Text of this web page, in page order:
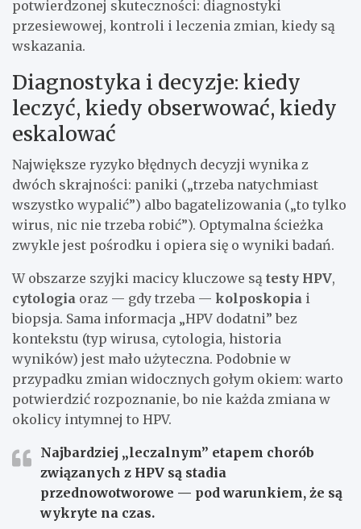
potwierdzonej skuteczności: diagnostyki
przesiewowej, kontroli i leczenia zmian, kiedy są
wskazania.
Diagnostyka i decyzje: kiedy
leczyć, kiedy obserwować, kiedy
eskalować
Największe ryzyko błędnych decyzji wynika z
dwóch skrajności: paniki („trzeba natychmiast
wszystko wypalić”) albo bagatelizowania („to tylko
wirus, nic nie trzeba robić”). Optymalna ścieżka
zwykle jest pośrodku i opiera się o wyniki badań.
W obszarze szyjki macicy kluczowe są testy HPV,
cytologia oraz — gdy trzeba — kolposkopia i
biopsja. Sama informacja „HPV dodatni” bez
kontekstu (typ wirusa, cytologia, historia
wyników) jest mało użyteczna. Podobnie w
przypadku zmian widocznych gołym okiem: warto
potwierdzić rozpoznanie, bo nie każda zmiana w
okolicy intymnej to HPV.
Najbardziej „leczalnym” etapem chorób
związanych z HPV są stadia
przednowotworowe — pod warunkiem, że są
wykryte na czas.